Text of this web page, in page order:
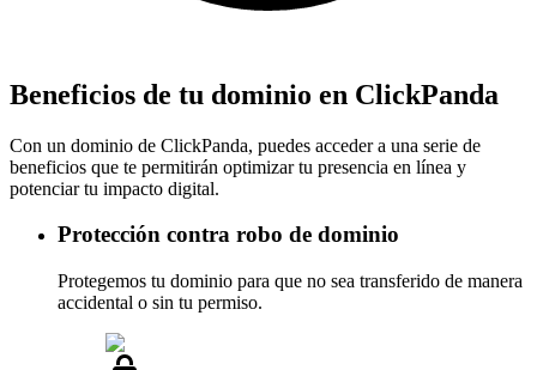
Beneficios de tu dominio en ClickPanda
Con un dominio de ClickPanda, puedes acceder a una serie de
beneficios que te permitirán optimizar tu presencia en línea y
potenciar tu impacto digital.
Protección contra robo de dominio
Protegemos tu dominio para que no sea transferido de manera
accidental o sin tu permiso.